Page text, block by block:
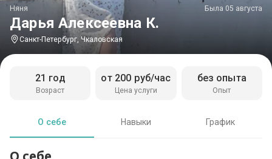
Дарья Алексеевна К.
Няня Была 05 августа
Санкт-Петербург, Чкаловская
Возраст
21 год
Цена услуги
от 200 руб/час
Опыт
без опыта
О себе Навыки График